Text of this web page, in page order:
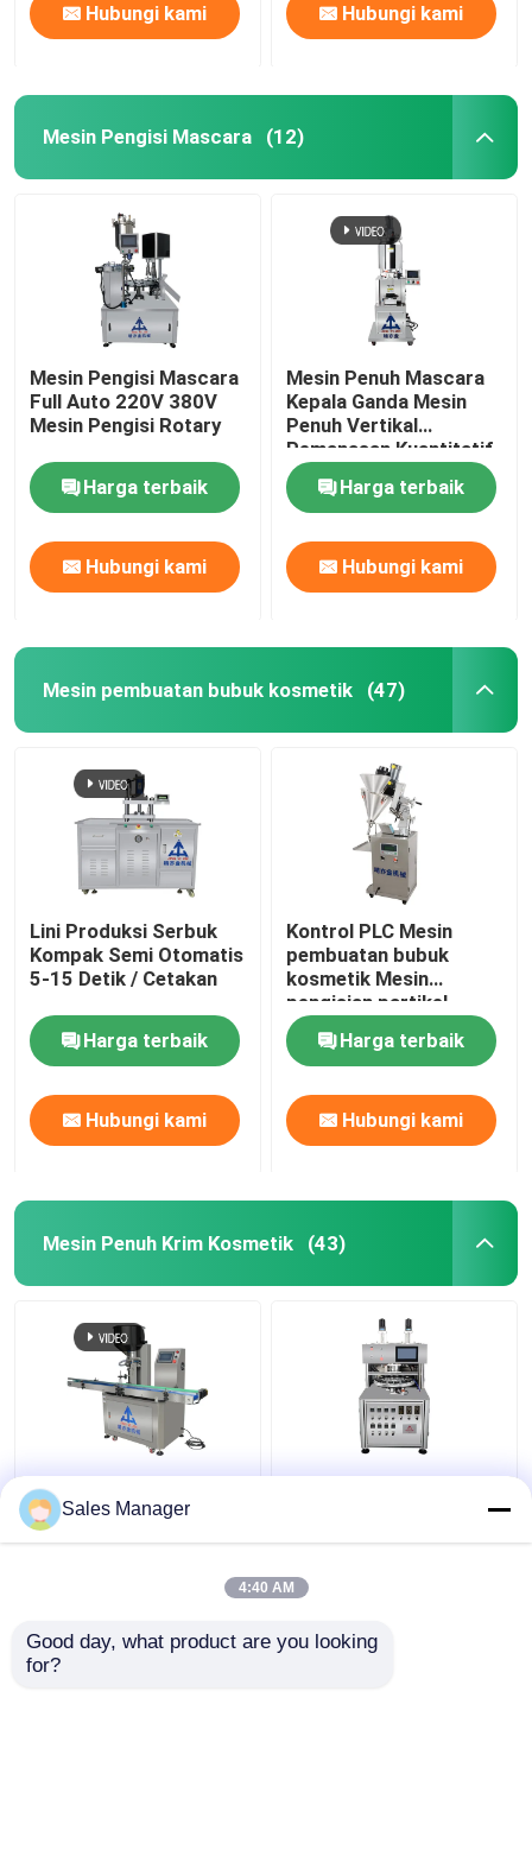
Hubungi kami Hubungi kami
Mesin Pengisi Mascara (12)
Mesin Pengisi Mascara
Full Auto 220V 380V
Mesin Pengisi Rotary
Harga terbaik
Hubungi kami
Mesin Penuh Mascara
Kepala Ganda Mesin
Penuh Vertikal
Pemanasan Kuantitatif
Harga terbaik
Hubungi kami
Mesin pembuatan bubuk kosmetik (47)
Lini Produksi Serbuk
Kompak Semi Otomatis
5-15 Detik / Cetakan
Harga terbaik
Hubungi kami
Kontrol PLC Mesin
pembuatan bubuk
kosmetik Mesin
pengisian partikel
Harga terbaik
Hubungi kami
Mesin Penuh Krim Kosmetik (43)
Mesin Penuh Krim
Kosmetik Full Auto
Untuk Shampoo Lotion
Mesin Penuh Botol Krim
Sales Manager
4:40 AM
Good day, what product are you looking
for?